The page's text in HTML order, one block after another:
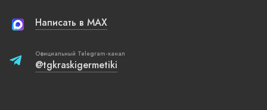
Написать в MAX
Официальный Telegram-канал
@tgkraskigermetiki